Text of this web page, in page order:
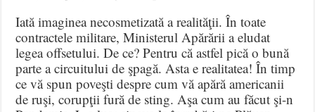
Iată imaginea necosmetizată a realităţii. În toate
contractele militare, Ministerul Apărării a eludat
legea offsetului. De ce? Pentru că astfel pică o bună
parte a circuitului de şpagă. Asta e realitatea! În timp
ce vă spun poveşti despre cum vă apără americanii
de ruşi, corupţii fură de sting. Aşa cum au făcut şi-n